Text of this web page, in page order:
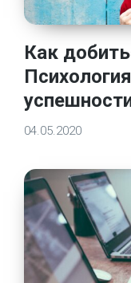
Как
04.05.2020